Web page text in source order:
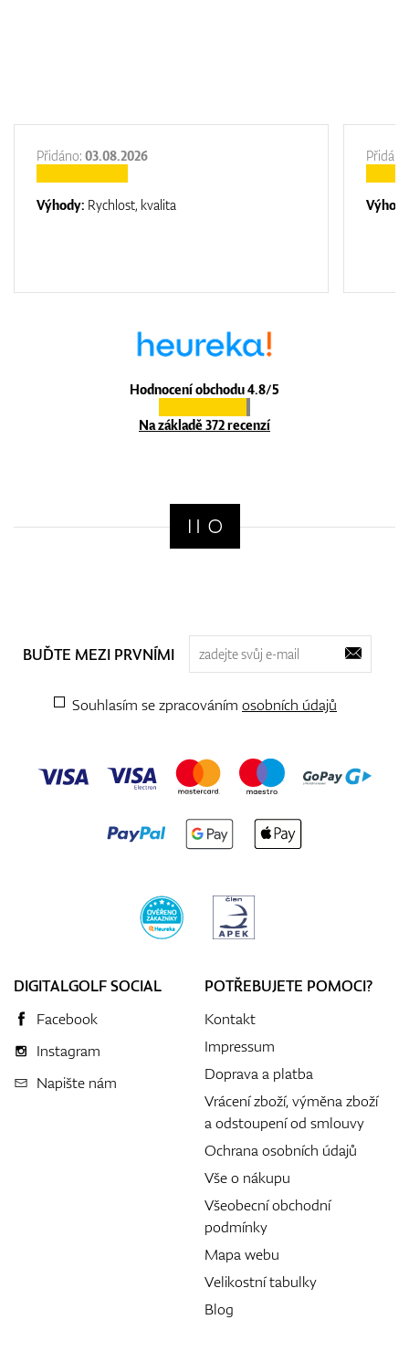
Hodnocení obchodu 4.8/5
Na základě 372 recenzí
Přidáno: 03.08.2026
Výhody: Rychlost, kvalita
BUĎTE MEZI PRVNÍMI
Souhlasím se zpracováním osobních údajů
DIGITALGOLF SOCIAL
Facebook
Instagram
Napište nám
POTŘEBUJETE POMOCI?
Kontakt
Impressum
Doprava a platba
Vrácení zboží, výměna zboží
a odstoupení od smlouvy
Ochrana osobních údajů
Vše o nákupu
Všeobecní obchodní
podmínky
Mapa webu
Velikostní tabulky
Blog